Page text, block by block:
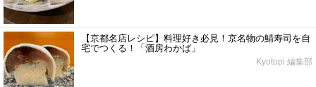
【京都名店レシピ】料理好き必見！京名物の鯖寿司を自
宅でつくる！「酒房わかば」
Kyotopi 編集部